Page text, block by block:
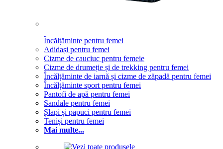
Încălțăminte pentru femei
Adidași pentru femei
Cizme de cauciuc pentru femeie
Cizme de drumeție și de trekking pentru femei
Încălțăminte de iarnă și cizme de zăpadă pentru femei
Încălțăminte sport pentru femei
Pantofi de apă pentru femei
Sandale pentru femei
Șlapi și papuci pentru femei
Teniși pentru femei
Mai multe...